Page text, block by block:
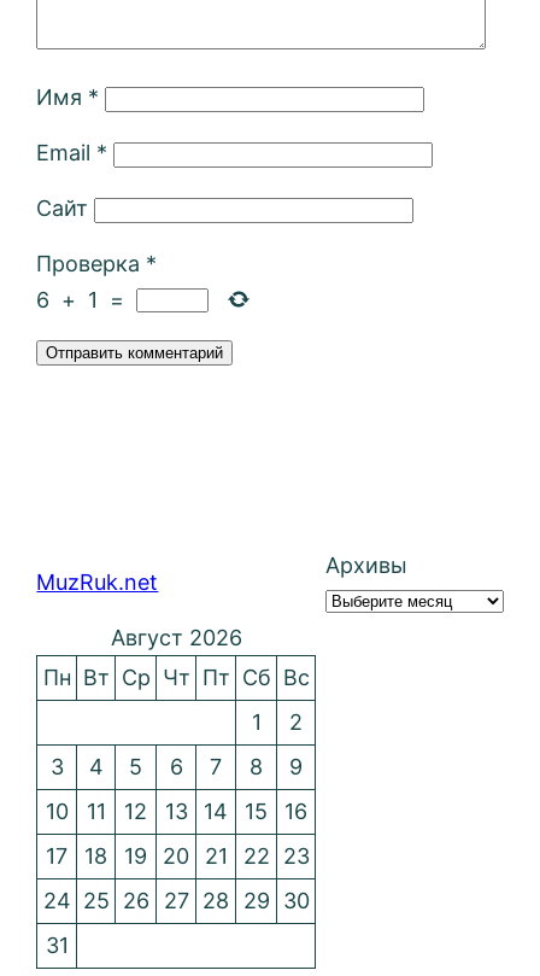
Имя *
Email *
Сайт
Проверка *
6 + 1 =
MuzRuk.net
Архивы
Август 2026
Пн Вт Ср Чт Пт Сб Вс
1
2
3
4 5 6 7 8
9
10
11 12 13 14 15
16
17
18 19 20 21 22
23
24 25 26 27 28 29
30
31